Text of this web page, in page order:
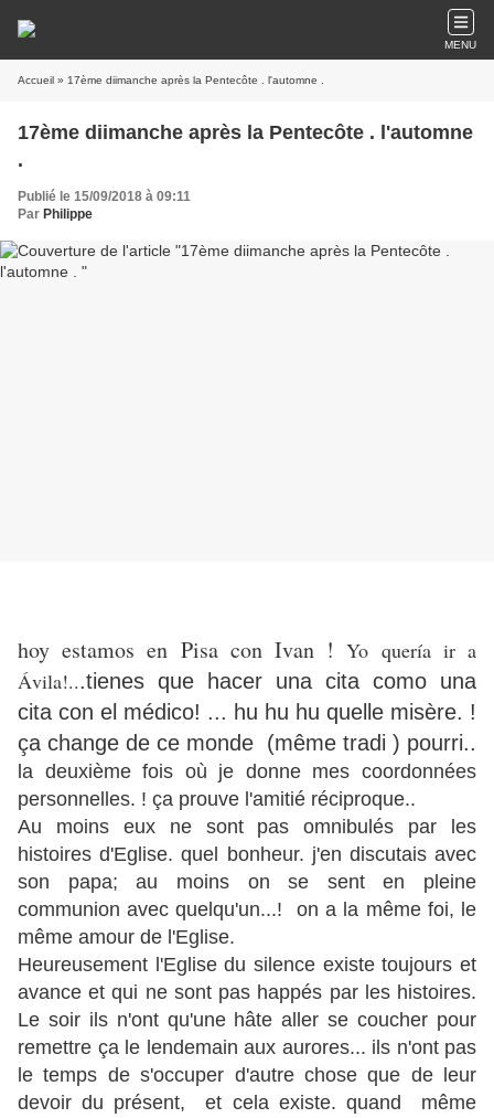
MENU
Accueil » 17ème diimanche après la Pentecôte . l'automne .
17ème diimanche après la Pentecôte . l'automne
.
Publié le 15/09/2018 à 09:11
Par Philippe
hoy estamos en Pisa con Ivan !Yo quería ir a
Ávila!...tienes que hacer una cita como una
cita con el médico! ... hu hu hu quelle misère. !
ça change de ce monde (même tradi ) pourri..
la deuxième fois où je donne mes coordonnées
personnelles. ! ça prouve l'amitié réciproque..
Au moins eux ne sont pas omnibulés par les
histoires d'Eglise. quel bonheur. j'en discutais avec
son papa; au moins on se sent en pleine
communion avec quelqu'un...! on a la même foi, le
même amour de l'Eglise.
Heureusement l'Eglise du silence existe toujours et
avance et qui ne sont pas happés par les histoires.
Le soir ils n'ont qu'une hâte aller se coucher pour
remettre ça le lendemain aux aurores... ils n'ont pas
le temps de s'occuper d'autre chose que de leur
devoir du présent, et cela existe. quand même